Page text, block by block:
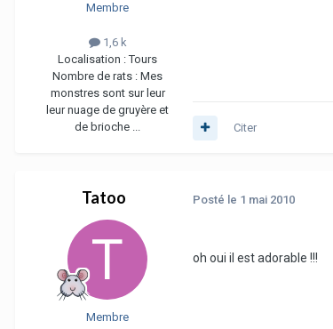
Membre
1,6 k
Localisation :Tours
Nombre de rats : Mes
monstres sont sur leur
leur nuage de gruyère et
de brioche ...
Citer
Tatoo
Membre
Posté le 1 mai 2010
oh oui il est adorable !!!